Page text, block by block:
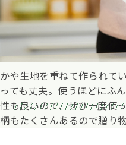
かや生地を重ねて作られて
っても丈夫。使うほどにふ
性も良いので、ぜひ一度使
柄もたくさんあるので贈り